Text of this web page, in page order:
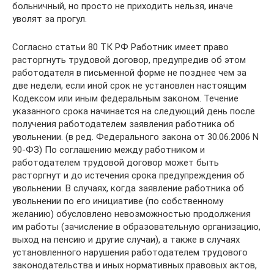
больничный, но просто не приходить нельзя, иначе
уволят за прогул.
Согласно статьи 80 ТК РФ Работник имеет право
расторгнуть трудовой договор, предупредив об этом
работодателя в письменной форме не позднее чем за
две недели, если иной срок не установлен настоящим
Кодексом или иным федеральным законом. Течение
указанного срока начинается на следующий день после
получения работодателем заявления работника об
увольнении. (в ред. Федерального закона от 30.06.2006 N
90-ФЗ) По соглашению между работником и
работодателем трудовой договор может быть
расторгнут и до истечения срока предупреждения об
увольнении. В случаях, когда заявление работника об
увольнении по его инициативе (по собственному
желанию) обусловлено невозможностью продолжения
им работы (зачисление в образовательную организацию,
выход на пенсию и другие случаи), а также в случаях
установленного нарушения работодателем трудового
законодательства и иных нормативных правовых актов,